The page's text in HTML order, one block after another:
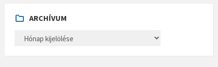
ARCHÍVUM
H